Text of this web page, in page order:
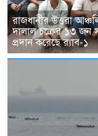
রাজধানীর উত্তরা
দালাল চক্রের ১৩ জন
প্রদান করেছে র‌্যাব-১